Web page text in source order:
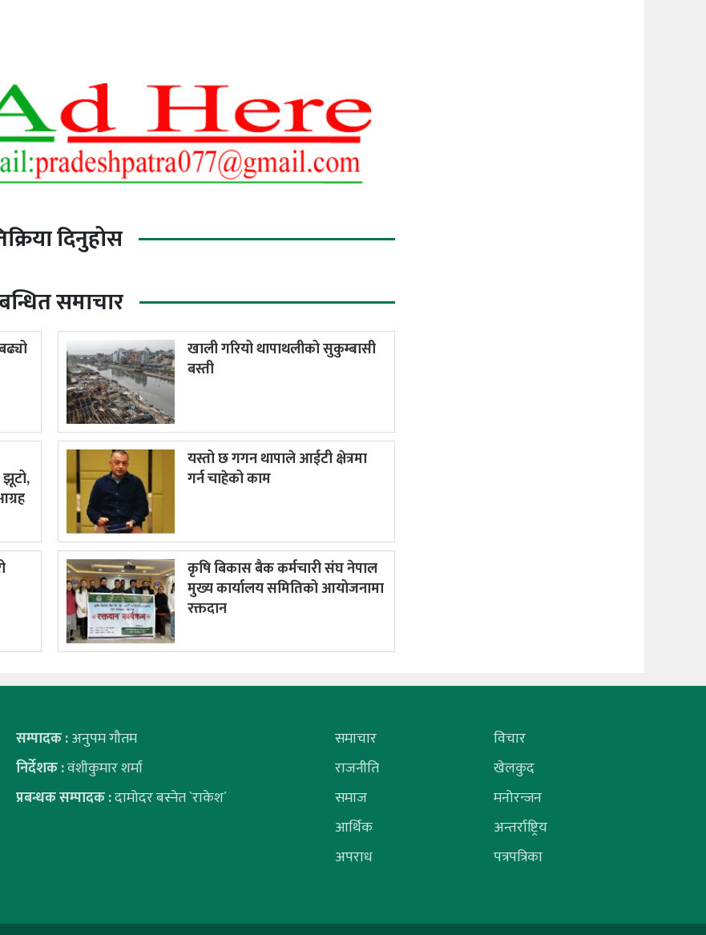
दिनुहोस
समाचार
खाली गरियो थापाथलीको सुकुम्बासी
बस्ती
झूटो,
यस्तो छ गगन थापाले आईटी क्षेत्रमा
गर्न चाहेको काम
कृषि बिकास बैक कर्मचारी संघ नेपाल
मुख्य कार्यालय समितिको आयोजनामा
रक्तदान
सम्पादक :अनुपम गौतम
निर्देशक :वंशीकुमार शर्मा
प्रबन्धक सम्पादक :दामोदर बस्नेत `राकेश´
समाचार
राजनीति
समाज
आर्थिक
अपराध
विचार
खेलकुद
मनोरन्जन
अन्तर्राष्ट्रिय
पत्रपत्रिका